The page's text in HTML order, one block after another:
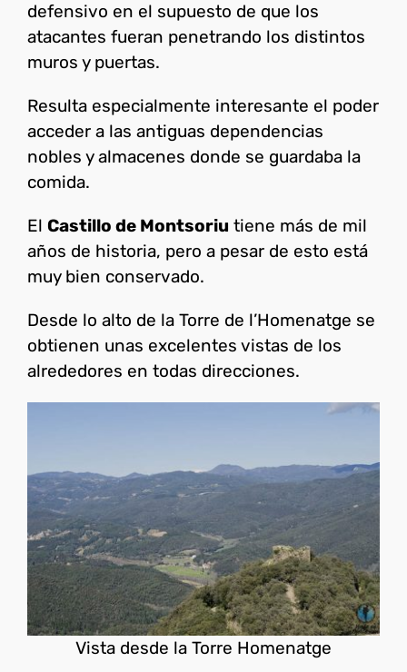
defensivo en el supuesto de que los
atacantes fueran penetrando los distintos
muros y puertas.
Resulta especialmente interesante el poder
acceder a las antiguas dependencias
nobles y almacenes donde se guardaba la
comida.
El Castillo de Montsoriu tiene más de mil
años de historia, pero a pesar de esto está
muy bien conservado.
Desde lo alto de la Torre de l’Homenatge se
obtienen unas excelentes vistas de los
alrededores en todas direcciones.
Vista desde la Torre Homenatge